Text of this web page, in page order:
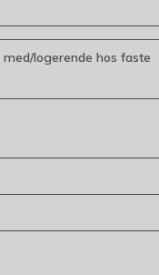
logerende hos faste